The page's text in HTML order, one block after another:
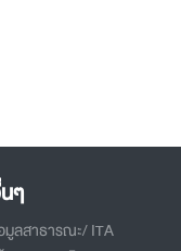
ๆ
มูลสาธารณะ/ ITA